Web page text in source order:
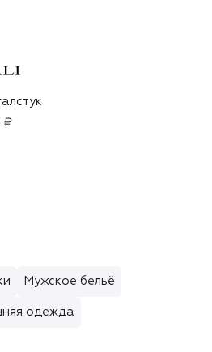
₽
Мужское бельё
одежда